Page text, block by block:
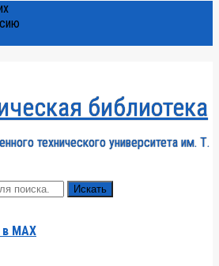
библиотека
технического университета им. Т.
Искать
MAX